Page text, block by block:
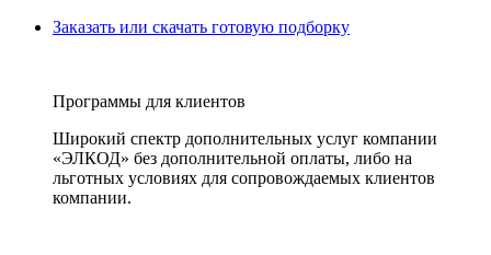
Заказать или скачать готовую подборку
Программы для клиентов
Широкий спектр дополнительных услуг компании
«ЭЛКОД» без дополнительной оплаты, либо на
льготных условиях для сопровождаемых клиентов
компании.